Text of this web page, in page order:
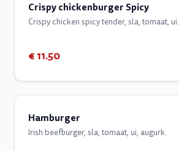
Crispy chickenburger Spicy
Crispy chicken spicy tender, sla, tomaat, ui.
€ 11.50
Hamburger
Irish beefburger, sla, tomaat, ui, augurk.